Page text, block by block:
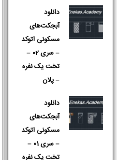
دانلود
آبجکت‌های
مسکونی اتوکد
– سری 02 –
تخت یک نفره
– پلان
دانلود
آبجکت‌های
مسکونی اتوکد
– سری 01 –
تخت یک نفره